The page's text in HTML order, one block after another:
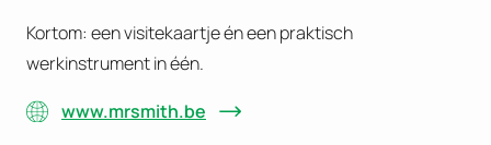
Kortom: een visitekaartje én een praktisch
werkinstrument in één.
www.mrsmith.be